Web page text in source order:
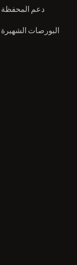
دعم المحفظة
البورصات الشهيرة